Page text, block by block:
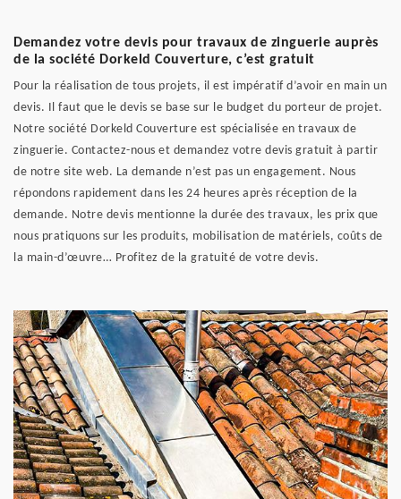
Demandez votre devis pour travaux de zinguerie auprès
de la société Dorkeld Couverture, c’est gratuit
Pour la réalisation de tous projets, il est impératif d’avoir en main un
devis. Il faut que le devis se base sur le budget du porteur de projet.
Notre société Dorkeld Couverture est spécialisée en travaux de
zinguerie. Contactez-nous et demandez votre devis gratuit à partir
de notre site web. La demande n’est pas un engagement. Nous
répondons rapidement dans les 24 heures après réception de la
demande. Notre devis mentionne la durée des travaux, les prix que
nous pratiquons sur les produits, mobilisation de matériels, coûts de
la main-d’œuvre… Profitez de la gratuité de votre devis.